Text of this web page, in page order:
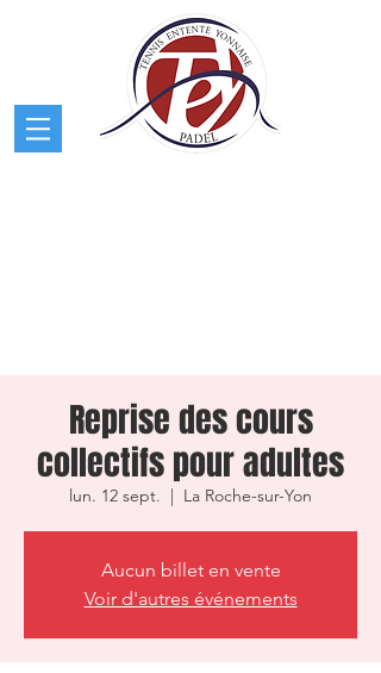
Reprise des cours
collectifs pour adultes
lun. 12 sept.
  |
La Roche-sur-Yon
Aucun billet en vente
Voir d'autres événements